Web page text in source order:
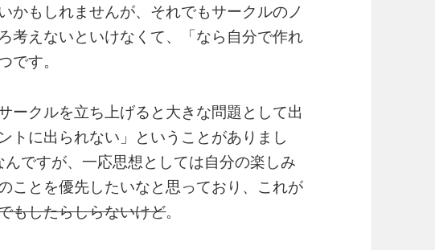
かもしれませんが、それでもサークルのノ
考えないといけなくて、「なら自分で作れ
です。
ークルを立ち上げると大きな問題として出
トに出られない」ということがありまし
ですが、一応思想としては自分の楽しみ
ことを優先したいなと思っており、これが
もしたらしらないけど。